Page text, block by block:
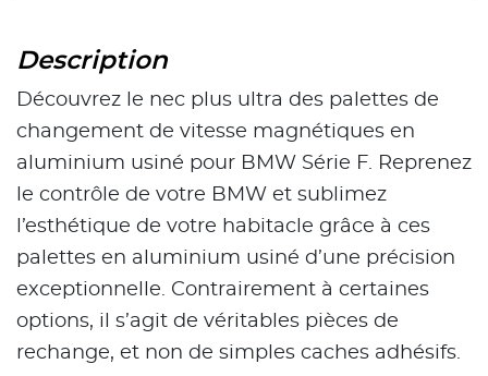
Description
Découvrez le nec plus ultra des palettes de
changement de vitesse magnétiques en
aluminium usiné pour BMW Série F. Reprenez
le contrôle de votre BMW et sublimez
l’esthétique de votre habitacle grâce à ces
palettes en aluminium usiné d’une précision
exceptionnelle. Contrairement à certaines
options, il s’agit de véritables pièces de
rechange, et non de simples caches adhésifs.